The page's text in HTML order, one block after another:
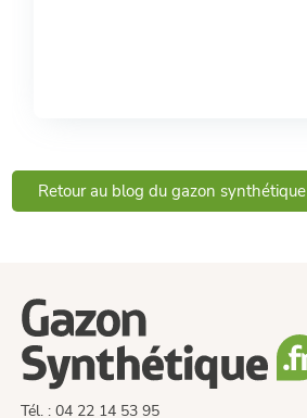
Retour au blog du gazon synthétique
Tél. : 04 22 14 53 95